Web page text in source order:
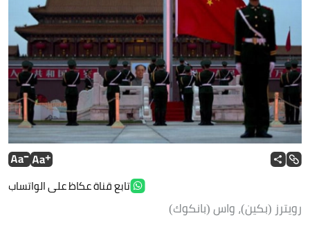
تابع قناة عكاظ على الواتساب
رويترز (بكين)، واس (بانكوك)